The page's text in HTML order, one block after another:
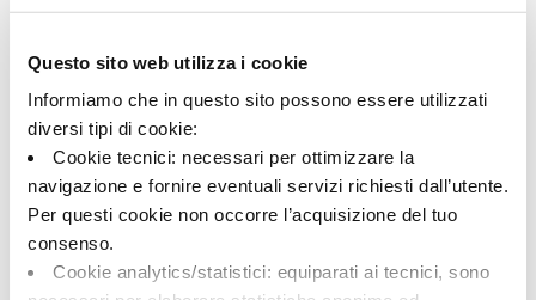
Questo sito web utilizza i cookie
Informiamo che in questo sito possono essere utilizzati
diversi tipi di cookie:
Cookie tecnici: necessari per ottimizzare la
navigazione e fornire eventuali servizi richiesti dall’utente.
Per questi cookie non occorre l’acquisizione del tuo
consenso.
Cookie analytics/statistici: equiparati ai tecnici, sono
60.0x60.0
MQ
Share: